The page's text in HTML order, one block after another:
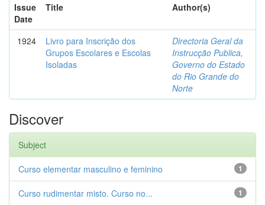
Issue
Date
Title Author(s)
1924
Livro para Inscrição dos
Grupos Escolares e Escolas
Isoladas
Directoria Geral da
Instrucção Publica,
Governo do Estado
do Rio Grande do
Norte
Discover
Subject
1
Curso elementar masculino e feminino
1
Curso rudimentar misto. Curso no...